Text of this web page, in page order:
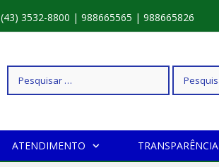
(43) 3532-8800 | 988665565 | 988665826
Pesquisar
ATENDIMENTO TRANSPARÊNCIA